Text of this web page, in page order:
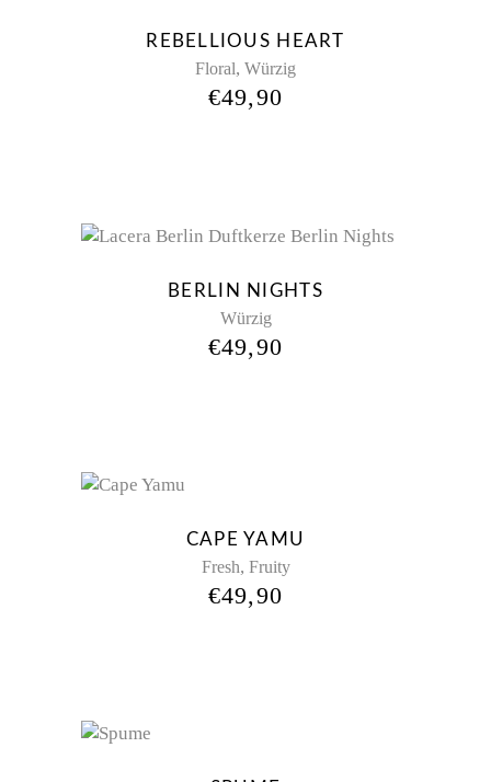
REBELLIOUS HEART
Floral, Würzig
€49,90
BERLIN NIGHTS
Würzig
€49,90
CAPE YAMU
Fresh, Fruity
€49,90